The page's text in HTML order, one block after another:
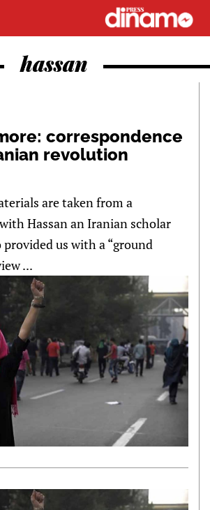
hassan
correspondence
revolution
are taken from a
Hassan an Iranian scholar
us with a “ground
...